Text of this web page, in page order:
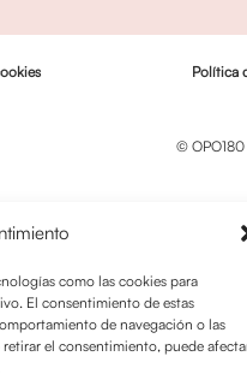
como las cookies para
El consentimiento de estas
de navegación o las
el consentimiento, puede
Política
© OPO180